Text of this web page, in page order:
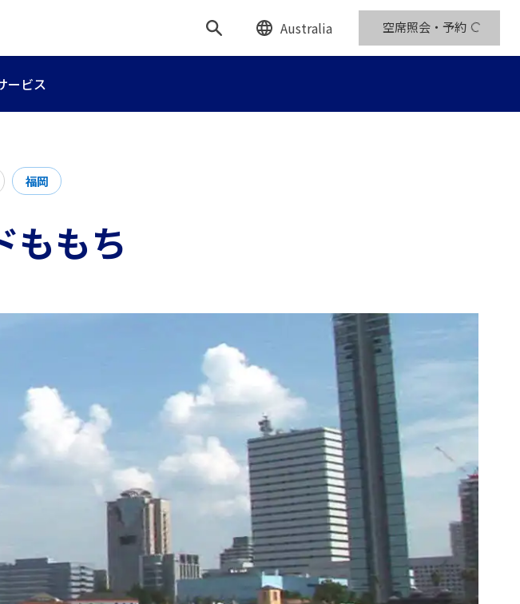
Australia 空席照会・予約
ービス
福岡
ももち